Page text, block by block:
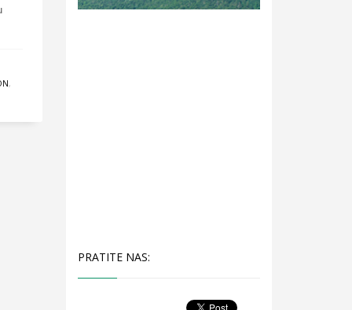
,
PRATITE NAS: